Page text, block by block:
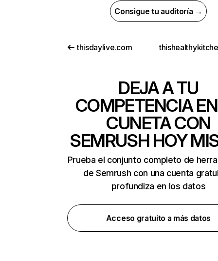
Consigue tu auditoría →
thisdaylive.com
DEJA A TU
COMPETENCIA
CUNETA CON
SEMRUSH HOY
Prueba el conjunto completo de
de Semrush con una cuenta
profundiza en los datos
Acceso gratuito a más datos